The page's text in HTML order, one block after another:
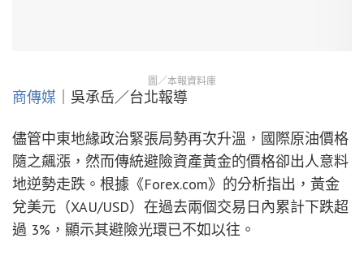
圖／本報資料庫
商傳媒 ｜吳承岳／台北報導
儘管中東地緣政治緊張局勢再次升溫，國際原油價格
隨之飆漲，然而傳統避險資產黃金的價格卻出人意料
地逆勢走跌。根據《Forex.com》的分析指出，黃金
兌美元（XAU/USD）在過去兩個交易日內累計下跌超
過 3%，顯示其避險光環已不如以往。